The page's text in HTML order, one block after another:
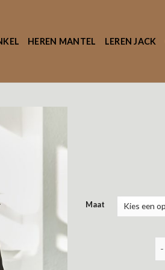
HEREN MANTEL LEREN JACK
Maat